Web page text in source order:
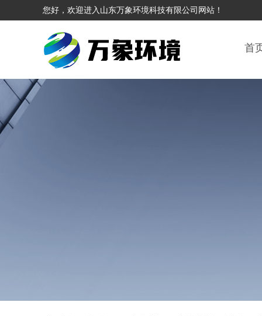
您好，欢迎进入山东万象环境科技有限公司网站！
首